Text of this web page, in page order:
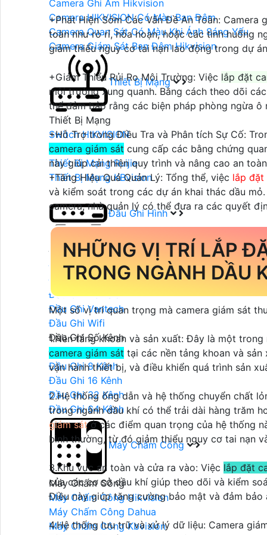
Camera Ghi Âm Hikvision
Camera HIKVISION Có Màu Ban Đêm
Camera Quan Sát Có Màu Khi Ánh Sáng Yếu
Camera Giám Sát Ban Đêm Hikvision
Thiết Bị Mạng
Thiết Bị Mạng
Switch HIKVISION
Switch Dahua
Thiết Bị Mạng Ruijie
Thiết Bị Mạng KBvision
Đầu Ghi Hình
Đầu Ghi Camera
Đầu Ghi Dahua
Đầu Ghi Hikvision
Đầu Ghi Kbvision
Đầu Ghi Vantech
Đầu Ghi Wifi
Đầu Ghi Số Kênh
Đầu Ghi 4 Kênh
Đầu Ghi 8 Kênh
Đầu Ghi 16 Kênh
Đầu Ghi 32 Kênh
Đầu Ghi 64 Kênh
Máy Chấm Công
Máy Chấm Công
Máy Chấm Công Hikvision
Máy Chấm Công Dahua
Máy Chấm Công Kbvision
+Phát Hiện Sớm Các Vấn Đề An Toàn:
toàn như rò rỉ, hỏa hoạn, hoặc các tình huống
giảm thiểu nguy cơ tai nạn lao động trong dự
+Giảm Thiểu Rủi Ro Môi Trường: Việc lắp đặt
môi trường xung quanh. Bằng cách theo dõi
thể đảm bảo rằng các biện pháp phòng ngừa
+Hỗ Trợ trong Điều Tra và Phân tích Sự Cố:
camera giám sát cung cấp các bằng chứng
này giúp cải thiện quy trình và nâng cao an
+Tăng Hiệu Quả Quản Lý: Tổng thể, việc lắp đặt
và kiểm soát trong các dự án khai thác dầu
camera, nhà quản lý có thể đưa ra các quyết
NHỮNG VỊ TRÍ LẮP
TRONG NGÀNH DẦU
Một số vị trí quan trọng mà camera giám sát
1.Nền tảng khoan và sản xuất: Đây là một
camera giám sát tại các nền tảng khoan và
vận hành thiết bị, và điều khiển quá trình sản
2.Hệ thống ống dẫn và hệ thống chuyển chất
trong ngành dầu khí có thể trải dài hàng trăm
giám sátở các điểm quan trọng của hệ thống
bình thường, từ đó giảm thiểu nguy cơ tai nạn
3.Khu vực an toàn và cửa ra vào: Việc lắp đặt
của các cơ sở dầu khí giúp theo dõi và kiểm
Điều này giúp tăng cường bảo mật và đảm
4.Hệ thống lưu trữ và xử lý dữ liệu: Camera